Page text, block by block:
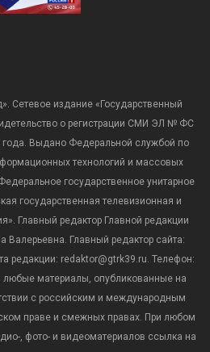
Сетевое издание «Государственный
о регистрации СМИ ЭЛ № ФС
года. Выдано Федеральной службой по
технологий и массовых
государственное унитарное
государственная телевизионная и
Главный редактор Главной редакции
Валерьевна. Главный редактор сайта:
редакции: redaktor@gtrk39.ru. Телефон:
любые материалы, опубликованные на
с российским и международным
праве и смежных правах. При любом
, фото- и видеоматериалов ссылка на